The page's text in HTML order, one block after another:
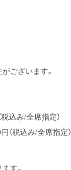
ございます。
込み/全席指定）
（税込み/全席指定）
す。